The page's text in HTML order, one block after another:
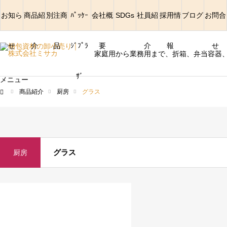
家庭用から業務用まで、折箱、弁当容器
メニュー
お知ら
せ
商品紹
介
別注商
品
ﾊﾟｯｹｰ
ｼﾞﾌﾟﾗ
ｻﾞ
会社概
要
SDGs 社員紹
介
採用情
報
ブログ お問合
せ
商品紹介 厨房 グラス
厨房 グラス